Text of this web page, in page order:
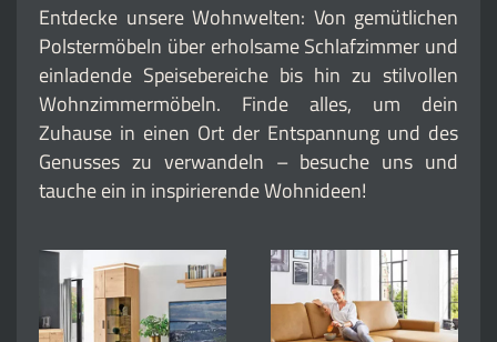
Entdecke unsere Wohnwelten: Von gemütlichen
Polstermöbeln über erholsame Schlafzimmer und
einladende Speisebereiche bis hin zu stilvollen
Wohnzimmermöbeln. Finde alles, um dein
Zuhause in einen Ort der Entspannung und des
Genusses zu verwandeln – besuche uns und
tauche ein in inspirierende Wohnideen!